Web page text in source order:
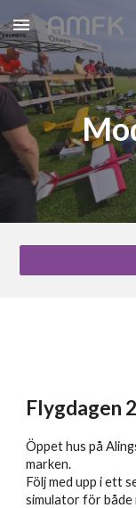
Skip to main content
Flygdagen
Öppet hus på
marken.
Följ med upp i ett
simulator för både